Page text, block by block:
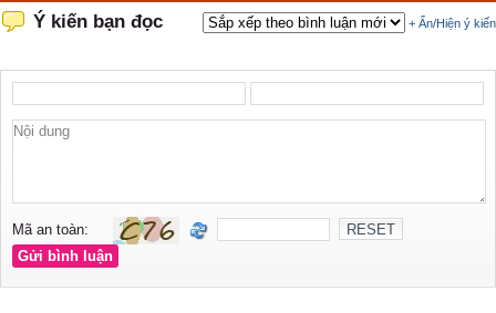
+ Ẩn/Hiện ý kiến
Ý kiến bạn đọc
Mã an toàn: